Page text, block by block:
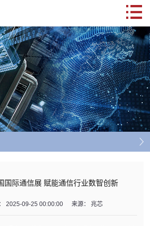
国际通信展 赋能通信行业数智创新
2025-09-25 00:00:00 来源： 兆芯